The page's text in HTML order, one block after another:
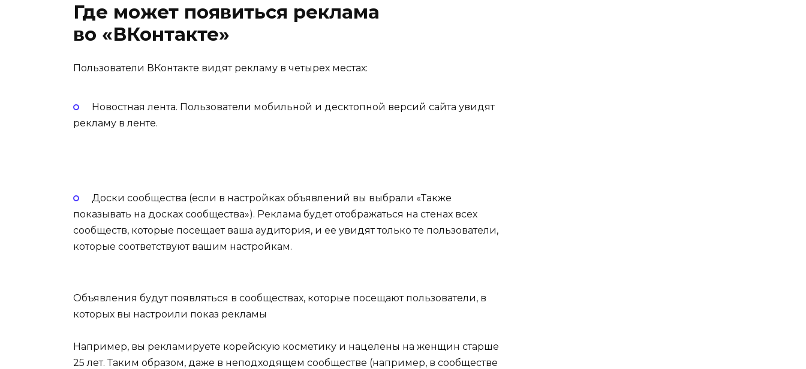
Где может появиться реклама
во «ВКонтакте»
Пользователи ВКонтакте видят рекламу в четырех местах:
Новостная лента. Пользователи мобильной и десктопной версий сайта увидят
рекламу в ленте.
Доски сообщества (если в настройках объявлений вы выбрали «Также
показывать на досках сообщества»). Реклама будет отображаться на стенах всех
сообществ, которые посещает ваша аудитория, и ее увидят только те пользователи,
которые соответствуют вашим настройкам.
Объявления будут появляться в сообществах, которые посещают пользователи, в
которых вы настроили показ рекламы
Например, вы рекламируете корейскую косметику и нацелены на женщин старше
25 лет. Таким образом, даже в неподходящем сообществе (например, в сообществе